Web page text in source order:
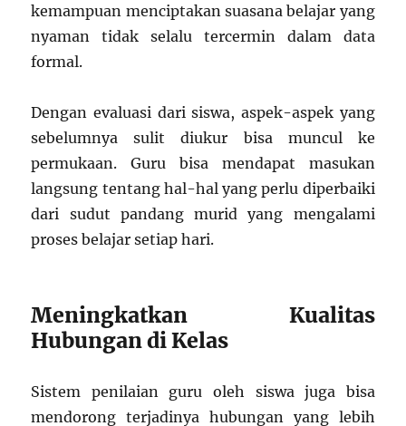
kemampuan menciptakan suasana belajar yang
nyaman tidak selalu tercermin dalam data
formal.
Dengan evaluasi dari siswa, aspek-aspek yang
sebelumnya sulit diukur bisa muncul ke
permukaan. Guru bisa mendapat masukan
langsung tentang hal-hal yang perlu diperbaiki
dari sudut pandang murid yang mengalami
proses belajar setiap hari.
Meningkatkan Kualitas
Hubungan di Kelas
Sistem penilaian guru oleh siswa juga bisa
mendorong terjadinya hubungan yang lebih